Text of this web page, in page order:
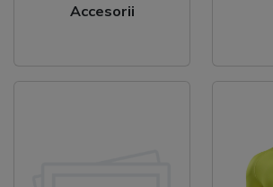
Accesorii